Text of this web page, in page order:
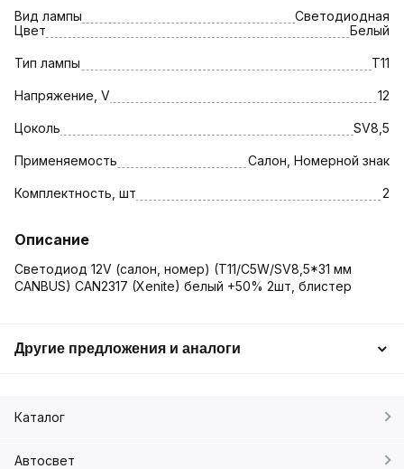
Вид лампы
Светодиодная
Цвет
Белый
Тип лампы T11
Напряжение, V 12
Цоколь SV8,5
Применяемость Салон, Номерной знак
Комплектность, шт 2
Описание
Светодиод 12V (салон, номер) (T11/C5W/SV8,5*31 мм
CANBUS) CAN2317 (Xenite) белый +50% 2шт, блистер
Другие предложения и аналоги
Каталог
Автосвет